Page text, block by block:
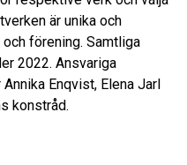
är unika och
förening. Samtliga
2022. Ansvariga
Enqvist, Elena Jarl
konstråd.